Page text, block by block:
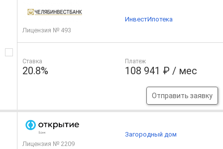
Лицензия № 493
Ставка
20.8%
Платеж
108 941 ₽ / мес
Отправить заявку
ИнвестИпотека
Лицензия № 2209
Загородный дом